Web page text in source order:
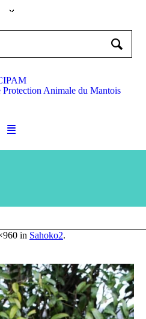
Animale du Mantois
in Sahoko2.